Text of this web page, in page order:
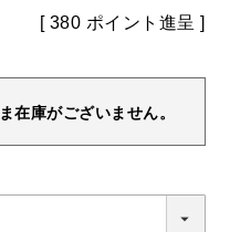
[ 380 ポイント進呈 ]
在庫がございません。